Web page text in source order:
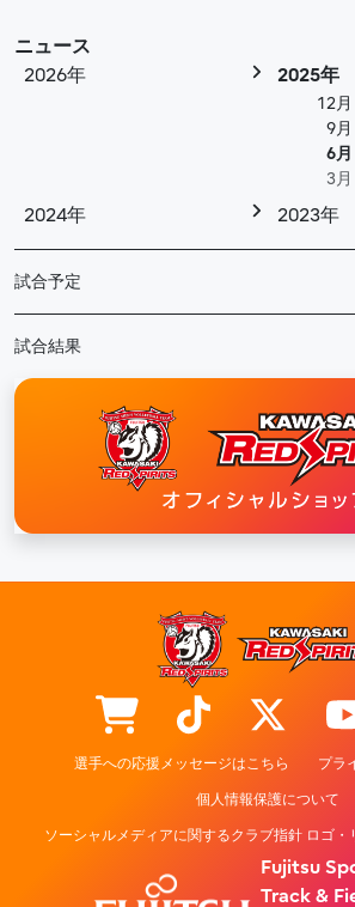
ニュース
2026年
2025年
12月
9月
6月
3月
2024年 2023年
試合予定
試合結果
選手への応援メッセージはこちら プラ
個人情報保護について
ソーシャルメディアに関するクラブ指針 ロゴ・
Fujitsu
Track &